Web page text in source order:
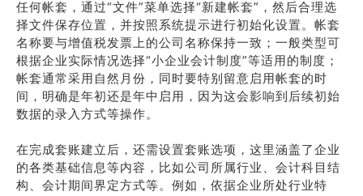
任何帐套，通过“文件”菜单选择“新建帐套”，然后合理选
择文件保存位置，并按照系统提示进行初始化设置。帐套
名称要与增值税发票上的公司名称保持一致；一般类型可
根据企业实际情况选择“小企业会计制度”等适用的制度；
帐套通常采用自然月份，同时要特别留意启用帐套的时
间，明确是年初还是年中启用，因为这会影响到后续初始
数据的录入方式等操作。
在完成套账建立后，还需设置套账选项，这里涵盖了企业
的各类基础信息等内容，比如公司所属行业、会计科目结
构、会计期间界定方式等。例如，依据企业所处行业特